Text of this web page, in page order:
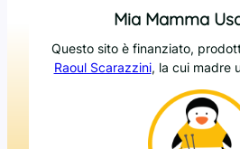
Mia Mamma
Questo sito è finanziato,
Raoul Scarazzini, la cui madre